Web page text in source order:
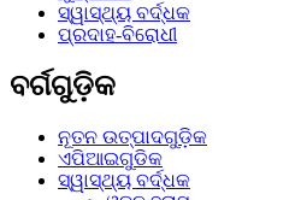
ସ୍ୱାସ୍ଥ୍ୟ ବର୍ଦ୍ଧକ
ପ୍ରଦାହ-ବିରୋଧୀ
ବର୍ଗଗୁଡ଼ିକ
ନୂତନ ଉତ୍ପାଦଗୁଡ଼ିକ
ଏପିଆଇଗୁଡିକ
ସ୍ୱାସ୍ଥ୍ୟ ବର୍ଦ୍ଧକ